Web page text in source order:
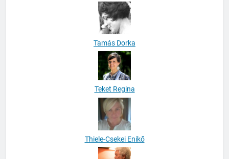
Tábori György
Tamás Dorka
Teket Regina
Thiele-Csekei Enikő